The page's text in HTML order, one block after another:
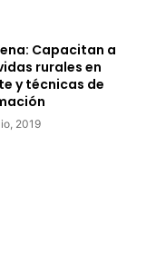
Capacitan a
rurales en
y técnicas de
2019